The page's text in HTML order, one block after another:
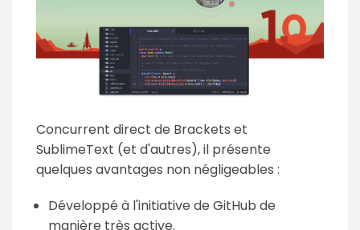
Concurrent direct de Brackets et
SublimeText (et d'autres), il présente
quelques avantages non négligeables :
Développé à l'initiative de GitHub de
manière très active.